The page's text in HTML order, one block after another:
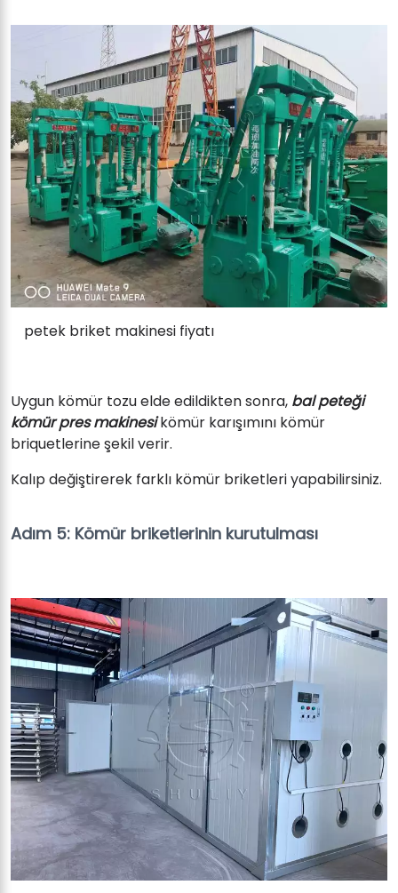
petek briket makinesi fiyatı
Uygun kömür tozu elde edildikten sonra, bal peteği
kömür pres makinesikömür karışımını kömür
briquetlerine şekil verir.
Kalıp değiştirerek farklı kömür briketleri yapabilirsiniz.
Adım 5: Kömür briketlerinin kurutulması